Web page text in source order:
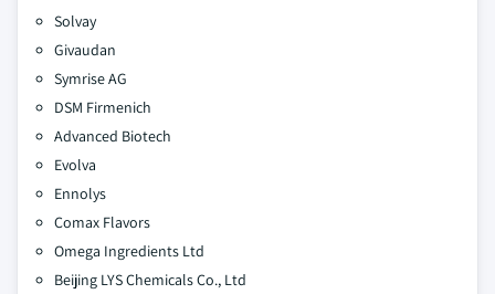
Solvay
Givaudan
Symrise AG
DSM Firmenich
Advanced Biotech
Evolva
Ennolys
Comax Flavors
Omega Ingredients Ltd
Beijing LYS Chemicals Co., Ltd